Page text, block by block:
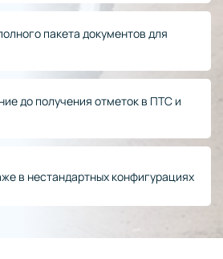
пакета документов для
до получения отметок в ПТС и
в нестандартных конфигурациях